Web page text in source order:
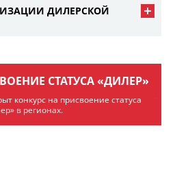
ДИЛЕРСКОЙ
СТАТУСА «ДИЛЕР»
конкурс на присвоение статуса
в регионах.